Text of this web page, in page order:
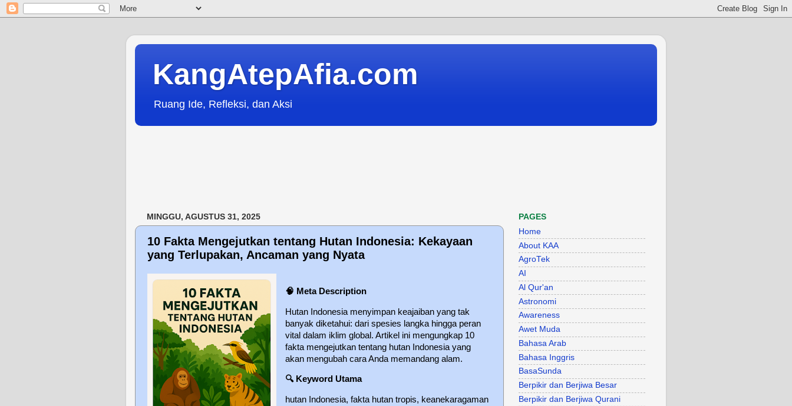
KangAtepAfia.com
Ruang Ide, Refleksi, dan Aksi
MINGGU, AGUSTUS 31, 2025
10 Fakta Mengejutkan tentang Hutan Indonesia: Kekayaan
yang Terlupakan, Ancaman yang Nyata
🧠 Meta Description
Hutan Indonesia menyimpan keajaiban yang tak
banyak diketahui: dari spesies langka hingga peran
vital dalam iklim global. Artikel ini mengungkap 10
fakta mengejutkan tentang hutan Indonesia yang
akan mengubah cara Anda memandang alam.
🔍Keyword Utama
hutan Indonesia, fakta hutan tropis, keanekaragaman
PAGES
Home
About KAA
AgroTek
AI
Al Qur'an
Astronomi
Awareness
Awet Muda
Bahasa Arab
Bahasa Inggris
BasaSunda
Berpikir dan Berjiwa Besar
Berpikir dan Berjiwa Qurani